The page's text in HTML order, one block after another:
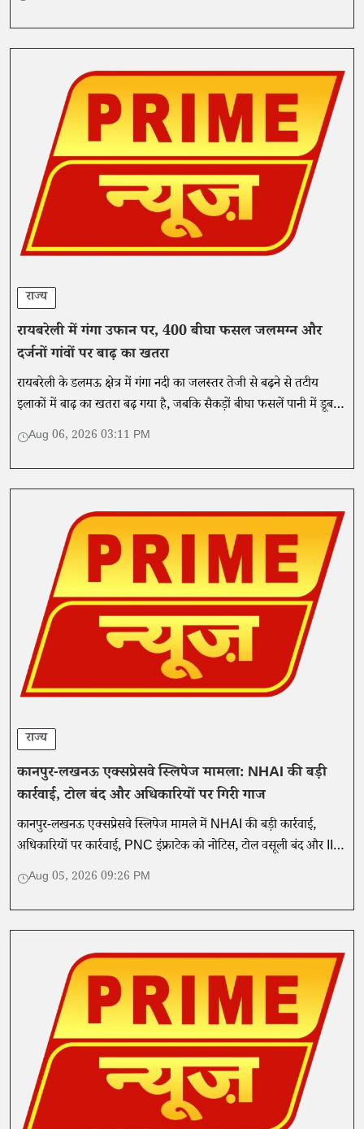
राज्य
रायबरेली में गंगा उफान पर, 400 बीघा फसल जलमग्न और
दर्जनों गांवों पर बाढ़ का खतरा
रायबरेली के डलमऊ क्षेत्र में गंगा नदी का जलस्तर तेजी से बढ़ने से तटीय
इलाकों में बाढ़ का खतरा बढ़ गया है, जबकि सैकड़ों बीघा फसलें पानी में डूब
गई हैं।
Aug 06, 2026 03:11 PM
राज्य
कानपुर-लखनऊ एक्सप्रेसवे स्लिपेज मामला: NHAI की बड़ी
कार्रवाई, टोल बंद और अधिकारियों पर गिरी गाज
कानपुर-लखनऊ एक्सप्रेसवे स्लिपेज मामले में NHAI की बड़ी कार्रवाई,
अधिकारियों पर कार्रवाई, PNC इंफ्राटेक को नोटिस, टोल वसूली बंद और IIT
खड़गपुर की तकनीकी जांच शुरू।
Aug 05, 2026 09:26 PM